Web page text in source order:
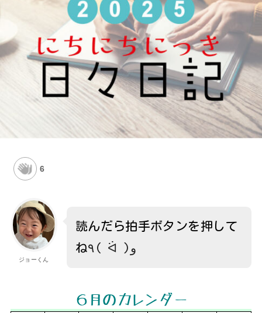
6
ジョーくん
読んだら拍手ボタンを押して
ね
٩( ᐛ )و
６月のカレンダー